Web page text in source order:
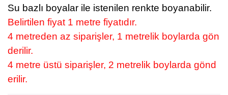
Su bazlı boyalar ile istenilen renkte boyanabilir.
Belirtilen fiyat 1 metre fiyatıdır.
4 metreden az siparişler, 1 metrelik boylarda gön
derilir.
4 metre üstü siparişler, 2 metrelik boylarda gönd
erilir.